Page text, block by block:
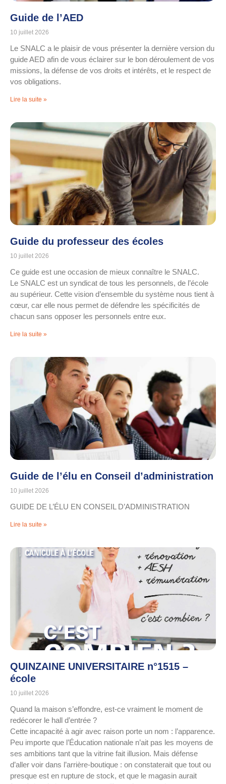
Guide de l’AED
10 juillet 2026
Le SNALC a le plaisir de vous présenter la dernière version du
guide AED afin de vous éclairer sur le bon déroulement de vos
missions, la défense de vos droits et intérêts, et le respect de
vos obligations.
Lire la suite »
Guide du professeur des écoles
10 juillet 2026
Ce guide est une occasion de mieux connaître le SNALC.
Le SNALC est un syndicat de tous les personnels, de l’école
au supérieur. Cette vision d’ensemble du système nous tient à
cœur, car elle nous permet de défendre les spécificités de
chacun sans opposer les personnels entre eux.
Lire la suite »
Guide de l’élu en Conseil d’administration
10 juillet 2026
GUIDE DE L’ÉLU EN CONSEIL D’ADMINISTRATION
Lire la suite »
QUINZAINE UNIVERSITAIRE n°1515 –
école
10 juillet 2026
Quand la maison s’effondre, est-ce vraiment le moment de
redécorer le hall d’entrée ?
Cette incapacité à agir avec raison porte un nom : l’apparence.
Peu importe que l’Éducation nationale n’ait pas les moyens de
ses ambitions tant que la vitrine fait illusion. Mais défense
d’aller voir dans l’arrière-boutique : on constaterait que tout ou
presque est en rupture de stock, et que le magasin aurait